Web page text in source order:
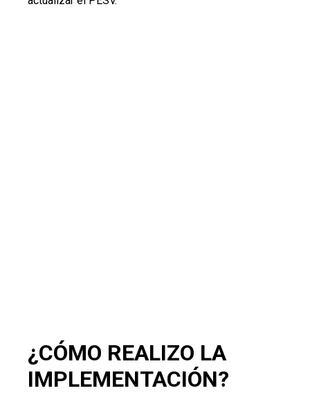
¿CÓMO REALIZO LA
IMPLEMENTACIÓN?